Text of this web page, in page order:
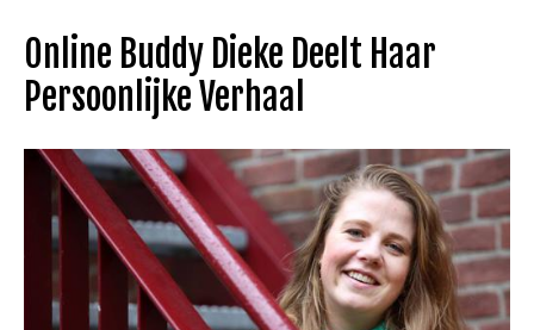
Online Buddy Dieke Deelt Haar
Persoonlijke Verhaal